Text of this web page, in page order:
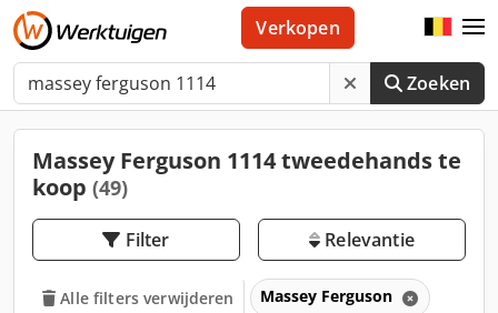
Zoeken
Verkopen
Massey Ferguson 1114 tweedehands te
koop (49)
Filter Relevantie
Alle filters verwijderen Massey Ferguson